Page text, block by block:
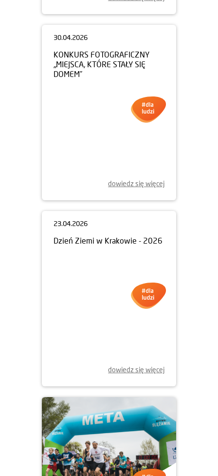
30.04.2026
KONKURS FOTOGRAFICZNY
„MIEJSCA, KTÓRE STAŁY SIĘ
DOMEM”
dowiedz się więcej
dowiedz się więcej